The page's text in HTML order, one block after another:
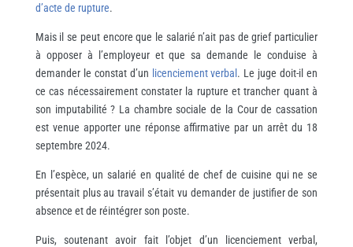
d’acte de rupture.
Mais il se peut encore que le salarié n’ait pas de grief particulier
à opposer à l’employeur et que sa demande le conduise à
demander le constat d’un licenciement verbal . Le juge doit-il en
ce cas nécessairement constater la rupture et trancher quant à
son imputabilité ? La chambre sociale de la Cour de cassation
est venue apporter une réponse affirmative par un arrêt du 18
septembre 2024.
En l’espèce, un salarié en qualité de chef de cuisine qui ne se
présentait plus au travail s’était vu demander de justifier de son
absence et de réintégrer son poste.
Puis, soutenant avoir fait l’objet d’un licenciement verbal,